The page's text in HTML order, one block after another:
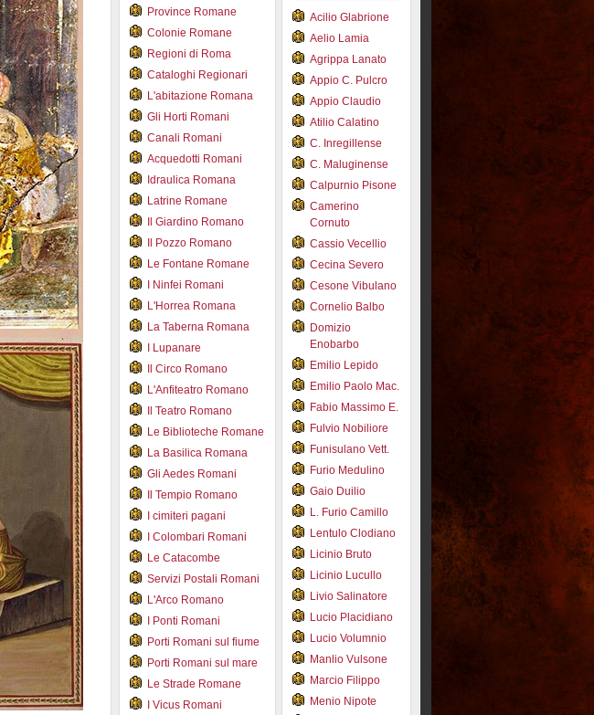
Province Romane
Colonie Romane
Regioni di Roma
Cataloghi Regionari
L'abitazione Romana
Gli Horti Romani
Canali Romani
Acquedotti Romani
Idraulica Romana
Latrine Romane
Il Giardino Romano
Il Pozzo Romano
Le Fontane Romane
I Ninfei Romani
L'Horrea Romana
La Taberna Romana
I Lupanare
Il Circo Romano
L'Anfiteatro Romano
Il Teatro Romano
Le Biblioteche Romane
La Basilica Romana
Gli Aedes Romani
Il Tempio Romano
I cimiteri pagani
I Colombari Romani
Le Catacombe
Servizi Postali Romani
L'Arco Romano
I Ponti Romani
Porti Romani sul fiume
Porti Romani sul mare
Le Strade Romane
I Vicus Romani
Acilio Glabrione
Aelio Lamia
Agrippa Lanato
Appio C. Pulcro
Appio Claudio
Atilio Calatino
C. Inregillense
C. Maluginense
Calpurnio Pisone
Camerino
Cornuto
Cassio Vecellio
Cecina Severo
Cesone Vibulano
Cornelio Balbo
Domizio
Enobarbo
Emilio Lepido
Emilio Paolo Mac.
Fabio Massimo E.
Fulvio Nobiliore
Funisulano Vett.
Furio Medulino
Gaio Duilio
L. Furio Camillo
Lentulo Clodiano
Licinio Bruto
Licinio Lucullo
Livio Salinatore
Lucio Placidiano
Lucio Volumnio
Manlio Vulsone
Marcio Filippo
Menio Nipote